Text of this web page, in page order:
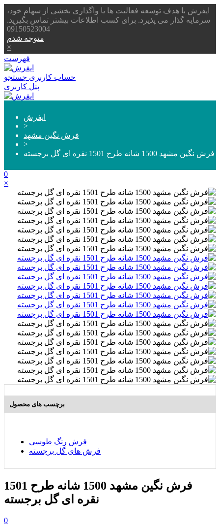
ایفرش با هدف توسعه فعالیت ها یا واگذاری بخشی از سهام خود،
سرمایه گذار می پذیرد. برای کسب اطلاعات بیشتر تماس بگیرید.
09150523004
متوجه شدم
×
فهرست
حساب کاربری جستجو
پنل کاربری
ایفرش
>
فرش نگین مشهد
>
فرش نگین مشهد 1500 شانه طرح 1501 نقره ای گل برجسته
0
×
برچسب های محصول
فرش رنگ طوسی
فرش های گل برجسته
فرش نگین مشهد 1500 شانه طرح 1501
نقره ای گل برجسته
0